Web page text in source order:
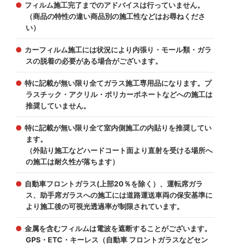
フィルム施工完了までのアドバイスは行っていません。
（商品の特性の違い商品別の施工性などはお尋ねくださ
い）
カーフィルム施工には状況により内張り・モール類・ガラ
スの脱着の必要がある場合がございます。
特に記載が無い限り全てガラス施工専用品になります。プ
ラスチック・アクリル・ポリカーポネートなどへの施工は
推奨していません。
特に記載が無い限り全て室内側施工の内貼りを推奨してい
ます。
（外貼り施工などハードコート面より直射を受ける場所へ
の施工は耐久性が落ちます）
自動車フロントガラス(上部20％を除く）、運転席ガラ
ス、助手席ガラスへの施工には道路運送車両の保安基準に
より施工後の可視光透過率が制限されています。
金属を含むフィルムは電波を遮断することがございます。
GPS・ETC・キーレス（自動車 フロントガラスなどセン